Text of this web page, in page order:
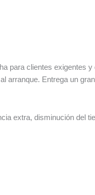
para clientes exigentes
arranque. Entrega un
extra, disminución del